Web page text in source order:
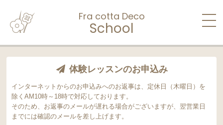
Fra cotta Deco
School
体験レッスンのお申込み
インターネットからのお申込みへのお返事は、定休日（木曜日）を
除くAM10時～18時で対応しております。
そのため、お返事のメールが遅れる場合がございますが、翌営業日
までには確認のメールを差し上げます。